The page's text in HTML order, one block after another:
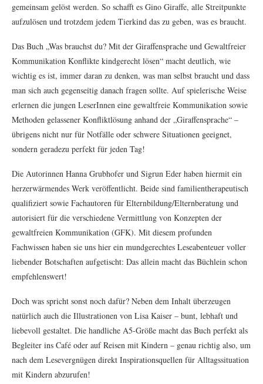
gemeinsam gelöst werden. So schafft es Gino Giraffe, alle Streitpunkte
aufzulösen und trotzdem jedem Tierkind das zu geben, was es braucht.
Das Buch „Was brauchst du? Mit der Giraffensprache und Gewaltfreier
Kommunikation Konflikte kindgerecht lösen“ macht deutlich, wie
wichtig es ist, immer daran zu denken, was man selbst braucht und dass
man sich auch gegenseitig danach fragen sollte. Auf spielerische Weise
erlernen die jungen LeserInnen eine gewaltfreie Kommunikation sowie
Methoden gelassener Konfliktlösung anhand der „Giraffensprache“ –
übrigens nicht nur für Notfälle oder schwere Situationen geeignet,
sondern geradezu perfekt für jeden Tag!
Die Autorinnen Hanna Grubhofer und Sigrun Eder haben hiermit ein
herzerwärmendes Werk veröffentlicht. Beide sind familientherapeutisch
qualifiziert sowie Fachautoren für Elternbildung/Elternberatung und
autorisiert für die verschiedene Vermittlung von Konzepten der
gewaltfreien Kommunikation (GFK). Mit diesem profunden
Fachwissen haben sie uns hier ein mundgerechtes Leseabenteuer voller
liebender Botschaften aufgetischt: Das allein macht das Büchlein schon
empfehlenswert!
Doch was spricht sonst noch dafür? Neben dem Inhalt überzeugen
natürlich auch die Illustrationen von Lisa Kaiser – bunt, lebhaft und
liebevoll gestaltet. Die handliche A5-Größe macht das Buch perfekt als
Begleiter ins Café oder auf Reisen mit Kindern – genau richtig also, um
nach dem Lesevergnügen direkt Inspirationsquellen für Alltagssituation
mit Kindern abzurufen!